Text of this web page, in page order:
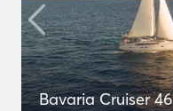
Bavaria Cruiser 46